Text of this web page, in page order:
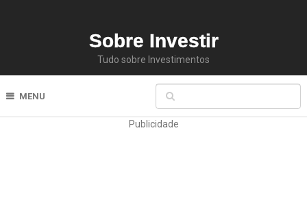
Sobre Investir
Tudo sobre Investimentos
MENU
Publicidade